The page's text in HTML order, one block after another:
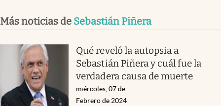
Más noticias de Sebastián Piñera
Qué reveló la autopsia a
Sebastián Piñera y cuál fue la
verdadera causa de muerte
miércoles, 07 de
Febrero de 2024